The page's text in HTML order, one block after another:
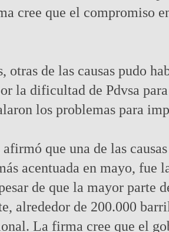
cree que el compromiso
otras de las causas pudo
la dificultad de Pdvsa
los problemas para
que una de las
acentuada en mayo, fue
de que la mayor parte
alrededor de 200.000
La firma cree que el